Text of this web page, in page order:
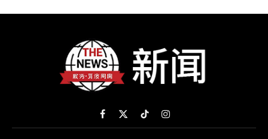
Facebook
X
(Twitter)
TikTokInstagram